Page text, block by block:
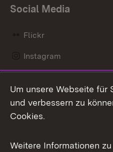
Social Media
Flickr
Instagram
Mastodon
Messenger
Social Wall
Um unsere Webseite für
und verbessern zu
Cookies.
Weitere Informationen